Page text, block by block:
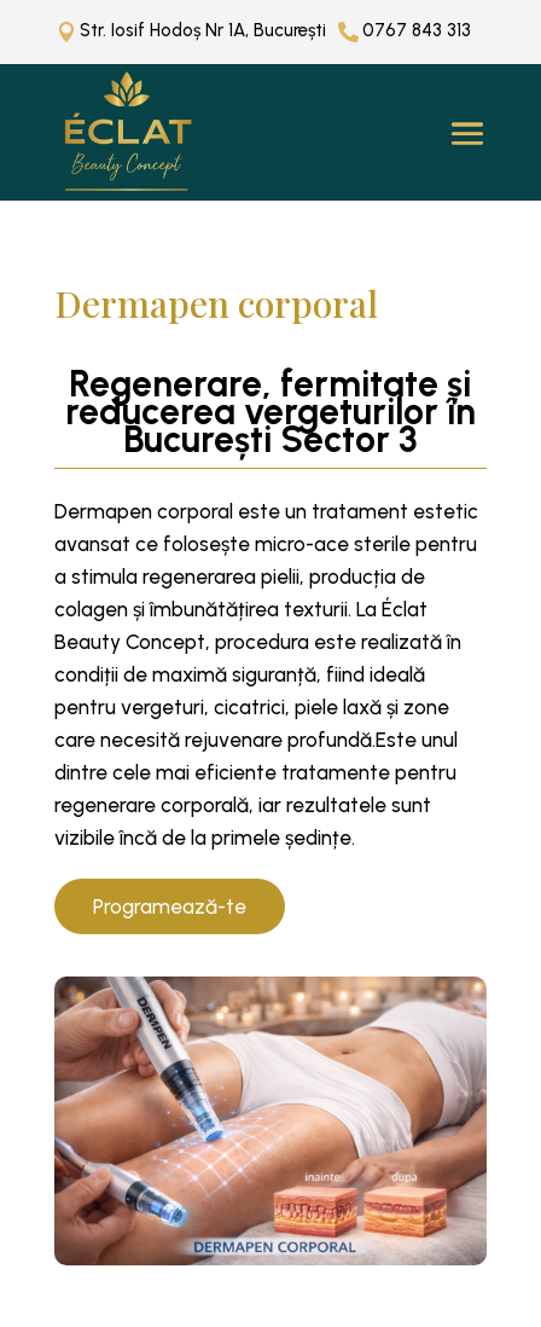
 Str. Iosif Hodoș Nr 1A, București 0767 843 313
Dermapen corporal
Regenerare, fermitate și
reducerea vergeturilor în
București Sector 3
Dermapen corporal este un tratament estetic
avansat ce folosește micro-ace sterile pentru
a stimula regenerarea pielii, producția de
colagen și îmbunătățirea texturii. La Éclat
Beauty Concept, procedura este realizată în
condiții de maximă siguranță, fiind ideală
pentru vergeturi, cicatrici, piele laxă și zone
care necesită rejuvenare profundă.Este unul
dintre cele mai eficiente tratamente pentru
regenerare corporală, iar rezultatele sunt
vizibile încă de la primele ședințe.
Programează-te